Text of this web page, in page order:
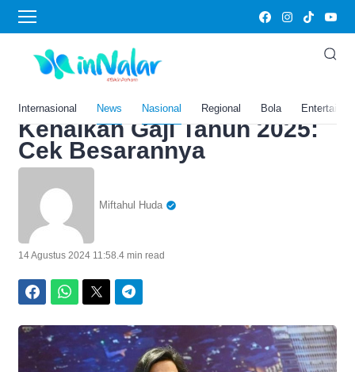
Internasional News Nasional Regional Bola
Home›Nasional
Sri Mulyani Sudah
Resmikan! Honorer dengan
4 Kategori Ini Terima
Kenaikan Gaji Tahun 2025:
Cek Besarannya
Miftahul Huda
14 Agustus 2024 11:58.4 min read